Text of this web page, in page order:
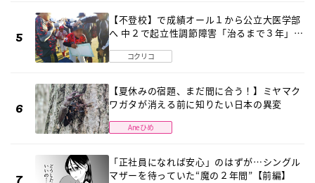
【不登校】で成績オール１から公立大医学部
へ 中２で起立性調節障害「治るまで３年」の
コクリコ
【夏休みの宿題、まだ間に合う！】ミヤマク
ワガタが消える前に知りたい日本の異変
Aneひめ
「正社員になれば安心」のはずが…シングル
マザーを待っていた“魔の２年間”【前編】